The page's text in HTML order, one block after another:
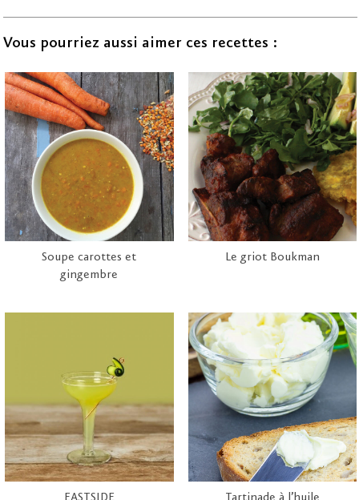
Vous pourriez aussi aimer ces recettes :
Soupe carottes et
gingembre
Le griot Boukman